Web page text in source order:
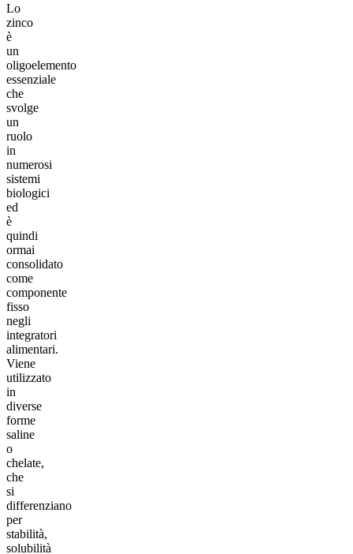
Lo
zinco
è
un
oligoelemento
essenziale
che
svolge
un
ruolo
in
numerosi
sistemi
biologici
ed
è
quindi
ormai
consolidato
come
componente
fisso
negli
integratori
alimentari.
Viene
utilizzato
in
diverse
forme
saline
o
chelate,
che
si
differenziano
per
stabilità,
solubilità